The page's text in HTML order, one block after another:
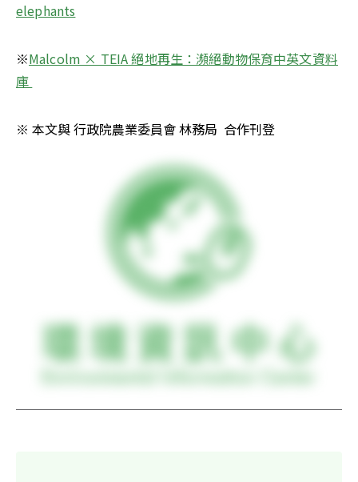
elephants
※Malcolm × TEIA 絕地再生：瀕絕動物保育中英文資料
庫
※ 本文與 行政院農業委員會 林務局  合作刊登